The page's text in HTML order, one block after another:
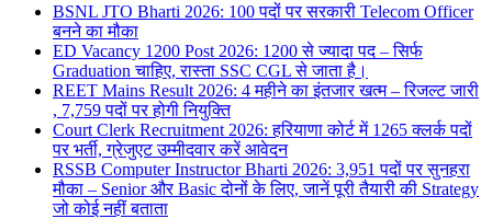
BSNL JTO Bharti 2026: 100 पदों पर सरकारी Telecom Officer
बनने का मौका
ED Vacancy 1200 Post 2026: 1200 से ज्यादा पद – सिर्फ
Graduation चाहिए, रास्ता SSC CGL से जाता है।
REET Mains Result 2026: 4 महीने का इंतजार खत्म – रिजल्ट जारी
, 7,759 पदों पर होगी नियुक्ति
Court Clerk Recruitment 2026: हरियाणा कोर्ट में 1265 क्लर्क पदों
पर भर्ती, ग्रेजुएट उम्मीदवार करें आवेदन
RSSB Computer Instructor Bharti 2026: 3,951 पदों पर सुनहरा
मौका – Senior और Basic दोनों के लिए, जानें पूरी तैयारी की Strategy
जो कोई नहीं बताता